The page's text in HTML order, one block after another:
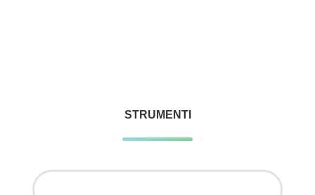
STRUMENTI
Ricerca